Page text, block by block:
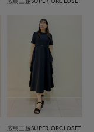
広島三越SUPERIORCLOSET